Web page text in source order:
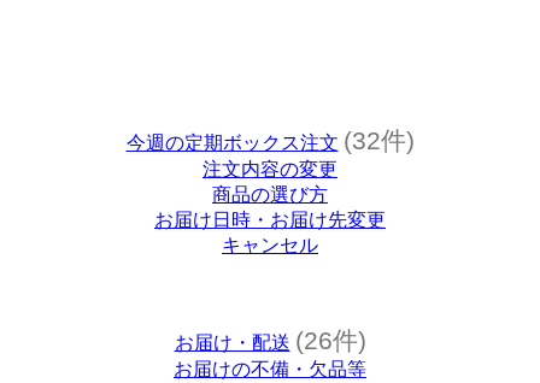
今週の定期ボックス注文 (32件)
注文内容の変更
商品の選び方
お届け日時・お届け先変更
キャンセル
お届け・配送 (26件)
お届けの不備・欠品等